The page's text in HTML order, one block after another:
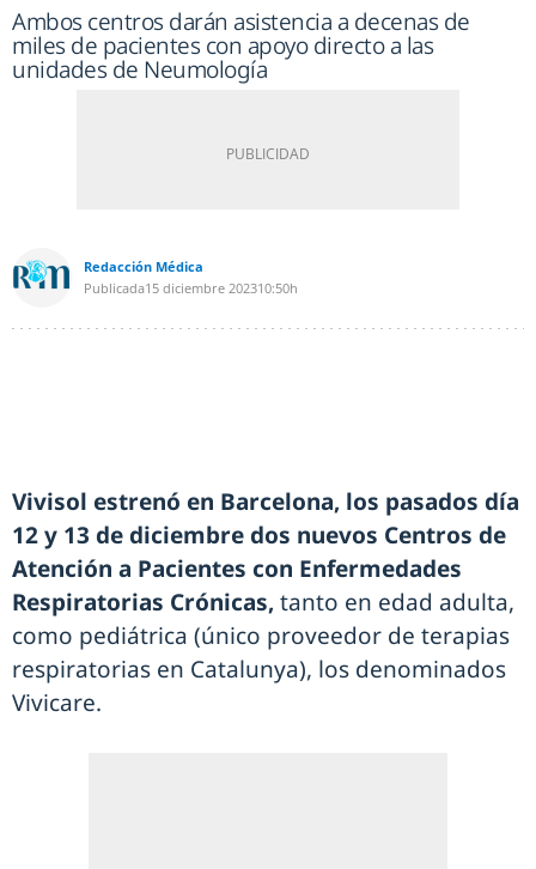
Ambos centros darán asistencia a decenas de
miles de pacientes con apoyo directo a las
unidades de Neumología
Redacción Médica
Publicada15 diciembre 202310:50h
Vivisol estrenó en Barcelona, los pasados día
12 y 13 de diciembre dos nuevos Centros de
Atención a Pacientes con Enfermedades
Respiratorias Crónicas, tanto en edad adulta,
como pediátrica (único proveedor de terapias
respiratorias en Catalunya), los denominados
Vivicare.